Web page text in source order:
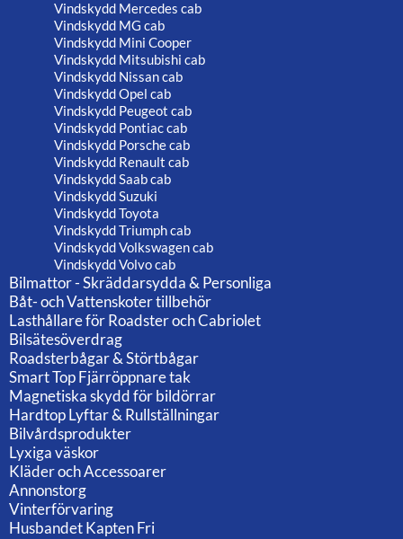
Vindskydd Mercedes cab
Vindskydd MG cab
Vindskydd Mini Cooper
Vindskydd Mitsubishi cab
Vindskydd Nissan cab
Vindskydd Opel cab
Vindskydd Peugeot cab
Vindskydd Pontiac cab
Vindskydd Porsche cab
Vindskydd Renault cab
Vindskydd Saab cab
Vindskydd Suzuki
Vindskydd Toyota
Vindskydd Triumph cab
Vindskydd Volkswagen cab
Vindskydd Volvo cab
Bilmattor - Skräddarsydda & Personliga
Båt- och Vattenskoter tillbehör
Lasthållare för Roadster och Cabriolet
Bilsätesöverdrag
Roadsterbågar & Störtbågar
Smart Top Fjärröppnare tak
Magnetiska skydd för bildörrar
Hardtop Lyftar & Rullställningar
Bilvårdsprodukter
Lyxiga väskor
Kläder och Accessoarer
Annonstorg
Vinterförvaring
Husbandet Kapten Fri